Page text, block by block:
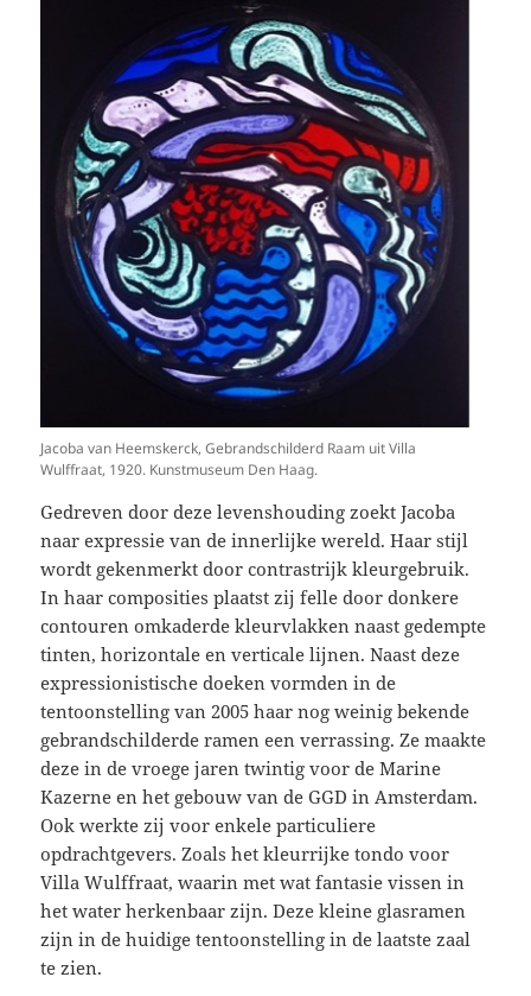
Jacoba van Heemskerck, Gebrandschilderd Raam uit Villa
Wulffraat, 1920. Kunstmuseum Den Haag.
Gedreven door deze levenshouding zoekt Jacoba
naar expressie van de innerlijke wereld. Haar stijl
wordt gekenmerkt door contrastrijk kleurgebruik.
In haar composities plaatst zij felle door donkere
contouren omkaderde kleurvlakken naast gedempte
tinten, horizontale en verticale lijnen. Naast deze
expressionistische doeken vormden in de
tentoonstelling van 2005 haar nog weinig bekende
gebrandschilderde ramen een verrassing. Ze maakte
deze in de vroege jaren twintig voor de Marine
Kazerne en het gebouw van de GGD in Amsterdam.
Ook werkte zij voor enkele particuliere
opdrachtgevers. Zoals het kleurrijke tondo voor
Villa Wulffraat, waarin met wat fantasie vissen in
het water herkenbaar zijn. Deze kleine glasramen
zijn in de huidige tentoonstelling in de laatste zaal
te zien.